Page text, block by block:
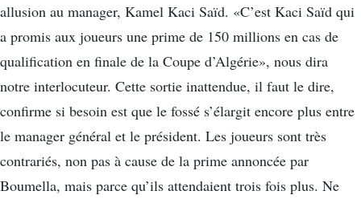
allusion au manager, Kamel Kaci Saïd. «C’est Kaci Saïd qui
a promis aux joueurs une prime de 150 millions en cas de
qualification en finale de la Coupe d’Algérie», nous dira
notre interlocuteur. Cette sortie inattendue, il faut le dire,
confirme si besoin est que le fossé s’élargit encore plus entre
le manager général et le président. Les joueurs sont très
contrariés, non pas à cause de la prime annoncée par
Boumella, mais parce qu’ils attendaient trois fois plus. Ne